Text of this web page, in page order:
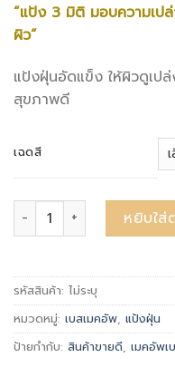
“แป้ง 3 มิติ มอบความเป
ผิว”
แป้งฝุ่นอัดแข็ง ให้ผิวดูเป
สุขภาพดี
เฉดสี
จำนวน Faceup Pressed
หยิบใส่
รหัสสินค้า: ไม่ระบุ
หมวดหมู่: เบสเมคอัพ, แป้งฝุ่น
ป้ายกำกับ: สินค้าขายดี, เมคอัพเ